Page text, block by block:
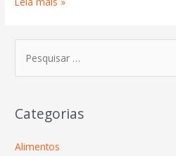
Categorias
Alimentos